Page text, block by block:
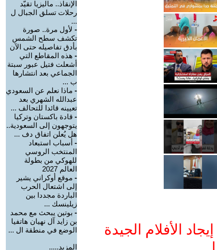
الأفلام الجيدة
الإنقاذ.. ماليزيا تقيّد
رحلات تسلق الجبال ل
...
- لأول مرة.. صورة
تكشف سطح الشمس
بأدق تفاصيله حتى الآن
- هذه المقاطع التي
أشعلت فتيل عبور سبتة
الجماعي بعد انتشارها
ب ...
- ماذا نعلم عن السعودي
عبدالله الشهري بعد
تعيينه قائدا للتحالف ...
- قادة باكستان وتركيا
يتوجهون إلى السعودية..
هل يُعلن اتفاق دف ...
- أسباب استبعاد
المنتخب الروسي
للهوكي من بطولة
العالم 2027
- موقع أوكراني يشير
إلى اشتعال الحرب
الباردة مجددا بين
زيلينسك ...
- بوتين يبحث مع محمد
بن زايد آل نهيان هاتفيا
الوضع في منطقة ال ...
المزيد.....